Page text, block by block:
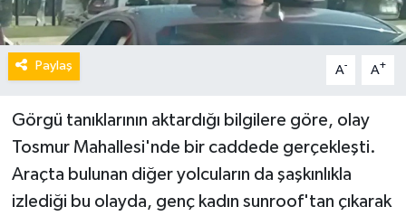
Paylaş A- A+
Görgü tanıklarının aktardığı bilgilere göre, olay
Tosmur Mahallesi'nde bir caddede gerçekleşti.
Araçta bulunan diğer yolcuların da şaşkınlıkla
izlediği bu olayda, genç kadın sunroof'tan çıkarak